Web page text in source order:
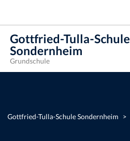
Gottfried-Tulla-Schule
Sondernheim
Grundschule
Gottfried-Tulla-Schule Sondernheim >